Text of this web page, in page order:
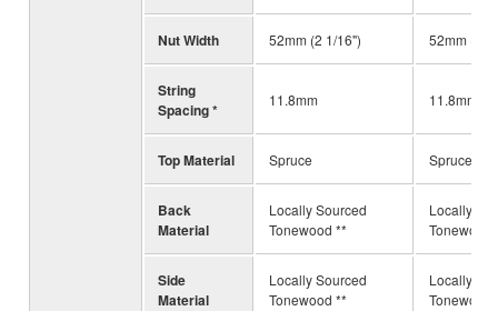
Nut Width 52mm (2 1/16") 52mm (2
String
Spacing *
11.8mm 11.8mm
Top Material Spruce Spruce
Back
Material
Locally Sourced
Tonewood **
Locally
Tonewood
Side
Material
Locally Sourced
Tonewood **
Locally
Tonewood